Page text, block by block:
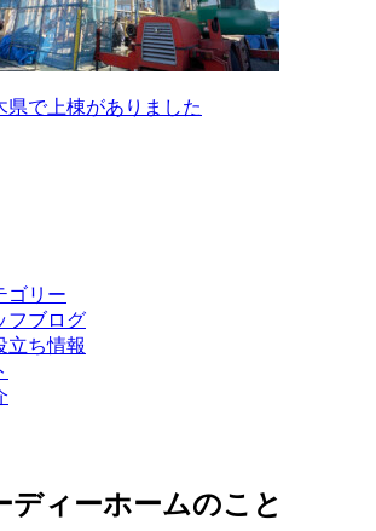
県で上棟がありました
ゴリー
フブログ
立ち情報
ディーホームのこと